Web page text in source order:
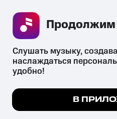
СКАЧАТЬ
психотропных веществ, их
их незаконный оборот запрещён
законодательством
Мы используем куки,
Подробнее
Слушать музыку,
наслаждаться
удобно!
В